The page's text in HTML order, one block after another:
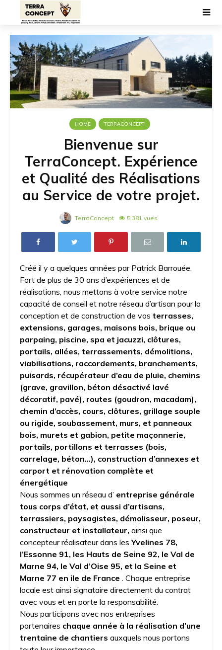
HOME TERRACONCEPT
Bienvenue sur
TerraConcept. Expérience
et Qualité des Réalisations
au Service de votre projet.
TerraConcept 5 381 vues
Créé il y a quelques années par Patrick Barrouée,
Fort de plus de 30 ans d’expériences et de
réalisations, nous mettons à votre service notre
capacité de conseil et notre réseau d’artisan pour la
conception et de construction de vos terrasses,
extensions, garages, maisons bois, brique ou
parpaing, piscine, spa et jacuzzi, clôtures,
portails, allées, terrassements, démolitions,
viabilisations, raccordements, branchements,
puisards, récupérateur d’eau de pluie, chemins
(grave, gravillon, béton désactivé lavé
décoratif, pavé), routes (goudron, macadam),
chemin d’accès, cours, clôtures, grillage souple
ou rigide, soubassement, murs, et panneaux
bois, murets et gabion, petite maçonnerie,
portails, portillons et terrasses (bois,
carrelage, béton…), construction d’annexes et
carport et rénovation complète et
énergétique
Nous sommes un réseau d’ entreprise générale
tous corps d’état, et aussi d’artisans,
terrassiers, paysagistes, démolisseur, poseur,
constructeur et installateur, ainsi que
concepteur réalisateur dans lesYvelines 78,
l’Essonne 91, les Hauts de Seine 92, le Val de
Marne 94, le Val d’Oise 95, et la Seine et
Marne 77 en ile de France . Chaque entreprise
locale est ainsi signataire directement du contrat
avec vous et en porte la responsabilité.
Nous participons avec nos entreprises
partenaires chaque année à la réalisation d’une
trentaine de chantiers auxquels nous portons